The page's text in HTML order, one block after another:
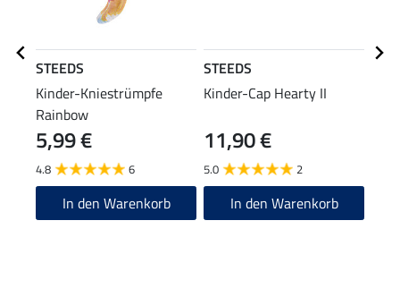
STEEDS
Kinder-Kniestrümpfe
Rainbow
5,99 €
4.8 6
In den Warenkorb
STEEDS
Kinder-Cap Hearty II
11,90 €
5.0 2
In den Warenkorb